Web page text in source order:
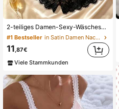
2-teiliges Damen-Sexy-Wäscheset mit verstellbarem Träger-Camisole-Top & Shorts, Leopardenmuster, Spitzenakzent, Satin, bequem, süß, Schlafanzug für Zuhause & Ausflüge, ästhetisch
#1 Bestseller in Satin Damen Nachtwäsche
11,87€
Viele Stammkunden